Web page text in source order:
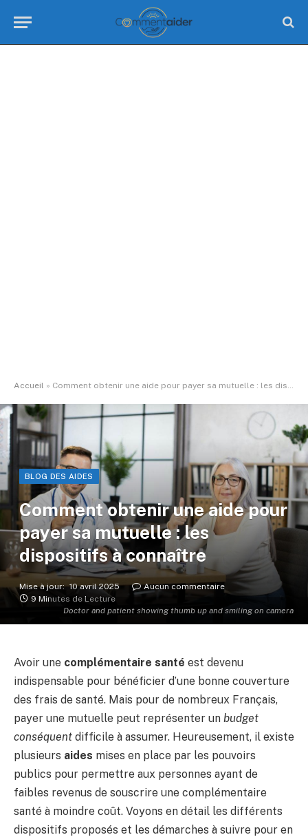
Accueil » Comment obtenir une aide pour payer sa mutuelle : les dispositifs à connaître
Doctor and patient showing thumb up and smiling on camera
BLOG DES AIDES
Comment obtenir une aide pour
payer sa mutuelle : les
dispositifs à connaître
Mise à jour: 10 avril 2025
Aucun commentaire
9 Minutes de Lecture
Avoir une complémentaire santé est devenu
indispensable pour bénéficier d’une bonne couverture
des frais de santé. Mais pour de nombreux Français,
payer une mutuelle peut représenter un budget
conséquent difficile à assumer. Heureusement, il existe
plusieurs aides mises en place par les pouvoirs
publics pour permettre aux personnes ayant de
faibles revenus de souscrire une complémentaire
santé à moindre coût. Voyons en détail les différents
dispositifs proposés et les démarches à suivre pour en